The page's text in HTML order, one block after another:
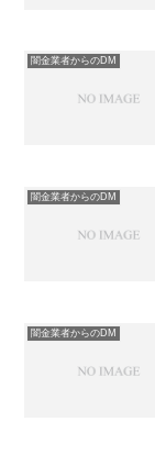
闇金業者からのDM
闇金業者からのDM
闇金業者からのDM